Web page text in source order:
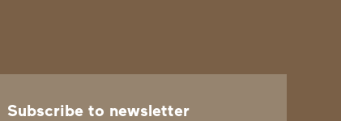
Subscribe to newsletter